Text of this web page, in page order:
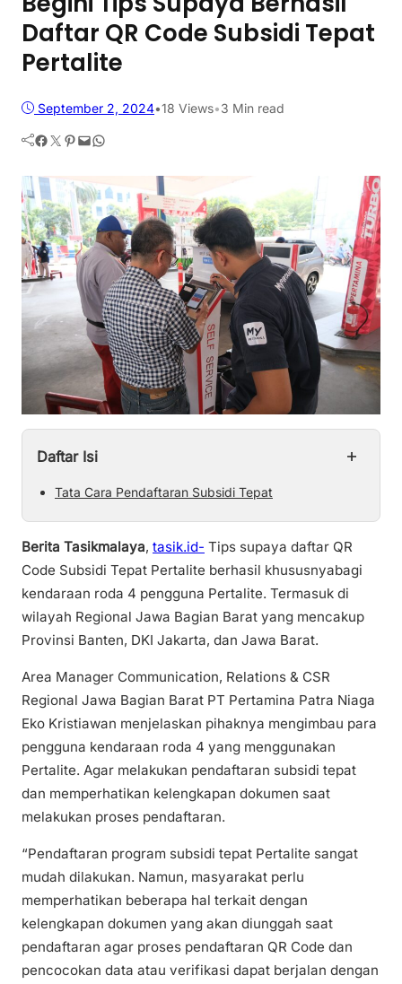
Daftar QR Code Subsidi Tepat
Pertalite
September 2, 2024•18 Views•3 Min read
Facebook Twitter Pinterest Mail WhatsApp
Daftar Isi +
Tata Cara Pendaftaran Subsidi Tepat
Berita Tasikmalaya, tasik.id- Tips supaya daftar QR
Code Subsidi Tepat Pertalite berhasil khususnyabagi
kendaraan roda 4 pengguna Pertalite. Termasuk di
wilayah Regional Jawa Bagian Barat yang mencakup
Provinsi Banten, DKI Jakarta, dan Jawa Barat.
Area Manager Communication, Relations & CSR
Regional Jawa Bagian Barat PT Pertamina Patra Niaga
Eko Kristiawan menjelaskan pihaknya mengimbau para
pengguna kendaraan roda 4 yang menggunakan
Pertalite. Agar melakukan pendaftaran subsidi tepat
dan memperhatikan kelengkapan dokumen saat
melakukan proses pendaftaran.
“Pendaftaran program subsidi tepat Pertalite sangat
mudah dilakukan. Namun, masyarakat perlu
memperhatikan beberapa hal terkait dengan
kelengkapan dokumen yang akan diunggah saat
pendaftaran agar proses pendaftaran QR Code dan
pencocokan data atau verifikasi dapat berjalan dengan